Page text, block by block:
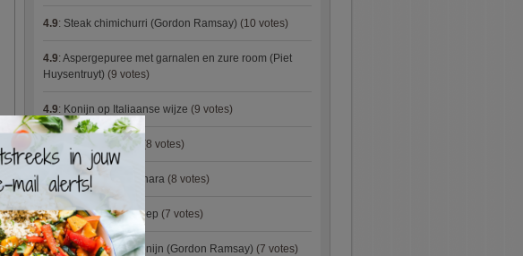
4.9: Steak chimichurri (Gordon Ramsay) (10 votes)
4.9: Aspergepuree met garnalen en zure room (Piet
Huysentruyt) (9 votes)
4.9: Konijn op Italiaanse wijze (9 votes)
(8 votes)
4.9:Courgette carbonara (8 votes)
4.9:Aziatische preisoep (7 votes)
4.9:Fricassee van konijn (Gordon Ramsay) (7 votes)
×